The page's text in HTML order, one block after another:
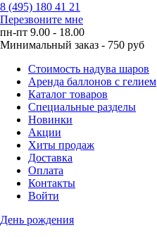
8 (495) 180 41 21
Перезвоните мне
пн-пт 9.00 - 18.00
Минимальный заказ - 750 руб
Стоимость надува шаров
Аренда баллонов с гелием
Каталог товаров
Специальные разделы
Новинки
Акции
Хиты продаж
Доставка
Оплата
Контакты
Войти
День рождения